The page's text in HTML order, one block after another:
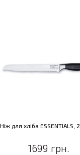
Ніж для хліба ESSENTIALS,
1699 грн.